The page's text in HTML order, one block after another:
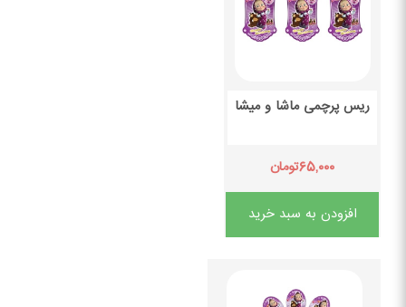
ریس پرچمی ماشا و میشا
۶۵,۰۰۰تومان
افزودن به سبد خرید